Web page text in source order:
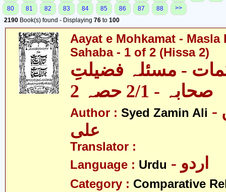
80
81 82 83 84 85 86 87 88
>>
2190 Book(s) found - Displaying 76 to 100
Aayat e Mohkamat - Masla
Sahaba - 1 of 2 (Hissa 2)
- مسئلہ فضیلتِ
صحابہ - 2/1 حصہ 2
Author : Syed Zamin Ali - سید ضامن
علی
Translator :
Language : Urdu - اردو
Category : Comparative